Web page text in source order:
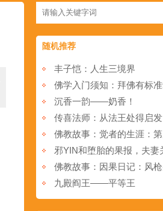
随机推荐
丰子恺：人生三境界
沉香一韵——奶香！
传喜法师：从法王处得启发
九殿阎王——平等王